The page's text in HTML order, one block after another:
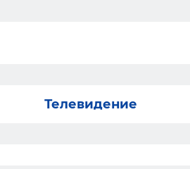
Телевидение